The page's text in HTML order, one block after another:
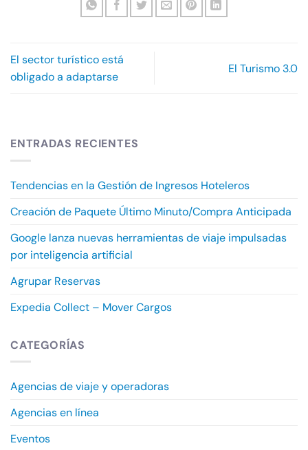
El sector turístico está
obligado a adaptarse
El Turismo 3.0
ENTRADAS RECIENTES
Tendencias en la Gestión de Ingresos Hoteleros
Creación de Paquete Último Minuto/Compra Anticipada
Google lanza nuevas herramientas de viaje impulsadas
por inteligencia artificial
Agrupar Reservas
Expedia Collect – Mover Cargos
CATEGORÍAS
Agencias de viaje y operadoras
Agencias en línea
Eventos